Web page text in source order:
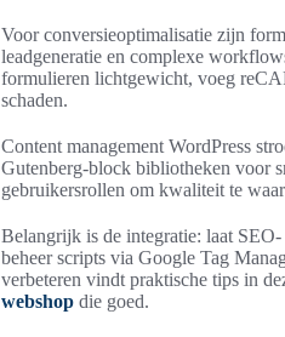
Voor conversieoptimalisatie zijn
leadgeneratie en complexe
formulieren lichtgewicht, voeg
schaden.
Content management WordPress
Gutenberg-block bibliotheken voor
gebruikersrollen om kwaliteit te
Belangrijk is de integratie: laat
beheer scripts via Google Tag
verbeteren vindt praktische tips in
webshop die goed.